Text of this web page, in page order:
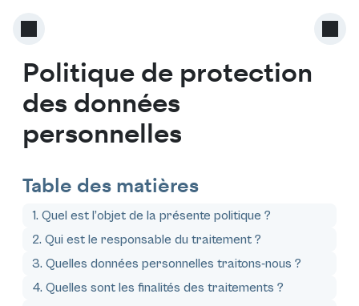
Politique de protection
des données
personnelles
Table des matières
1. Quel est l’objet de la présente politique ?
2. Qui est le responsable du traitement ?
3. Quelles données personnelles traitons-nous ?
4. Quelles sont les finalités des traitements ?